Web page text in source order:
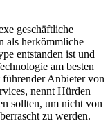
geschäftliche
als herkömmliche
entstanden ist und
am besten
Anbieter von
nennt Hürden
sollten, um nicht von
zu werden.